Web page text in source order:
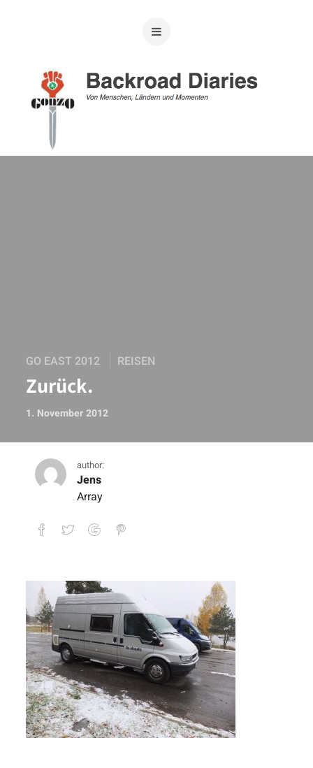
GO EAST 2012 REISEN
Zurück.
1. November 2012
author:
Jens
Array
Zurück.